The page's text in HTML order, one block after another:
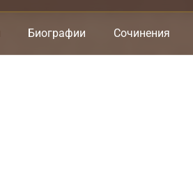
Биографии Сочинения